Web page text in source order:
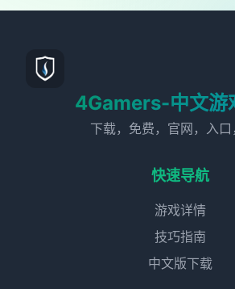
4Gamers-中文游
下载，免费，官网，入口
快速导航
游戏详情
技巧指南
中文版下载